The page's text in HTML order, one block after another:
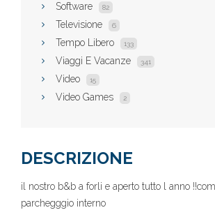
Software 82
Televisione 6
Tempo Libero 133
Viaggi E Vacanze 341
Video 15
Video Games 2
DESCRIZIONE
il nostro b&b a forli e aperto tutto l anno
parchegggio interno